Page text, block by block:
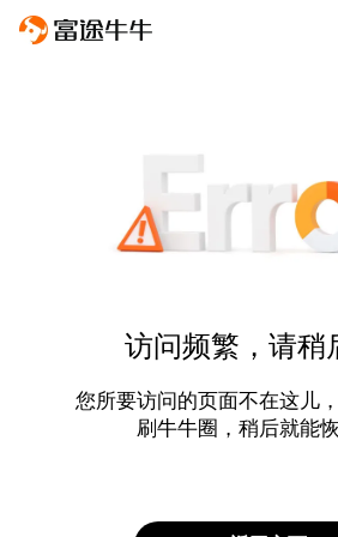
访问频繁，请稍
您所要访问的页面不在这儿
刷牛牛圈，稍后就能